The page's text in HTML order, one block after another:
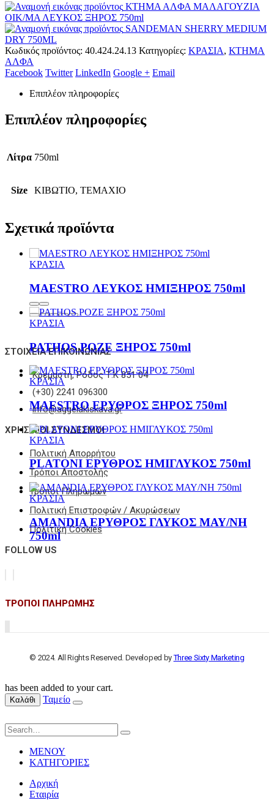
ΚΤΗΜΑ ΑΛΦΑ ΜΑΛΑΓΟΥΖΙΑ
ΟΙΚ/ΜΑ ΛΕΥΚΟΣ ΞΗΡΟΣ 750ml
SANDEMAN SHERRY MEDIUM
DRY 750ML
Κωδικός προϊόντος: 40.424.24.13 Κατηγορίες: ΚΡΑΣΙΑ, ΚΤΗΜΑ
ΑΛΦΑ
Facebook Twitter LinkedIn Google + Email
Επιπλέον πληροφορίες
Επιπλέον πληροφορίες
Λίτρα 750ml
Size ΚΙΒΩΤΙΟ, ΤΕΜΑΧΙΟ
Σχετικά προϊόντα
ΚΡΑΣΙΑ
MAESTRO ΛΕΥΚΟΣ ΗΜΙΞΗΡΟΣ 750ml
ΚΡΑΣΙΑ
PATHOS ΡΟΖΕ ΞΗΡΟΣ 750ml
ΚΡΑΣΙΑ
MAESTRO ΕΡΥΘΡΟΣ ΞΗΡΟΣ 750ml
ΚΡΑΣΙΑ
PLATONI ΕΡΥΘΡΟΣ ΗΜΙΓΛΥΚΟΣ 750ml
ΚΡΑΣΙΑ
AMANDIA ΕΡΥΘΡΟΣ ΓΛΥΚΟΣ ΜΑΥ/ΝΗ
750ml
ΣΤΟΙΧΕΊΑ ΕΠΙΚΟΙΝΩΝΊΑΣ
Κρεμαστή, Ρόδος Τ.Κ 851 04
(+30) 2241 096300
info@aggelakiskava.gr
ΧΡΗΣΙΜΟΙ ΣΥΝΔΕΣΜΟΙ
Πολιτική Απορρήτου
Τρόποι Αποστολής
Τρόποι Πληρωμών
Πολιτική Επιστροφών / Ακυρώσεων
Πολιτική Cookies
FOLLOW US
ΤΡΟΠΟΙ ΠΛΗΡΩΜΗΣ
© 2024. All Rights Reserved. Developed byThree Sixty Marketing
has been added to your cart.
Καλάθι Ταμείο
ΜΕΝΟΥ
ΚΑΤΗΓΟΡΙΕΣ
Αρχική
Εταιρία